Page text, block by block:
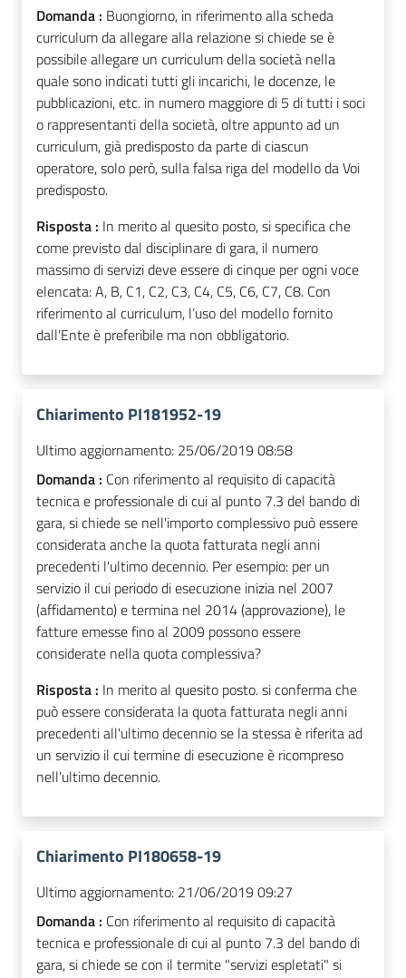
Domanda : Buongiorno, in riferimento alla scheda
curriculum da allegare alla relazione si chiede se è
possibile allegare un curriculum della società nella
quale sono indicati tutti gli incarichi, le docenze, le
pubblicazioni, etc. in numero maggiore di 5 di tutti i soci
o rappresentanti della società, oltre appunto ad un
curriculum, già predisposto da parte di ciascun
operatore, solo però, sulla falsa riga del modello da Voi
predisposto.
Risposta : In merito al quesito posto, si specifica che
come previsto dal disciplinare di gara, il numero
massimo di servizi deve essere di cinque per ogni voce
elencata: A, B, C1, C2, C3, C4, C5, C6, C7, C8. Con
riferimento al curriculum, l’uso del modello fornito
dall'Ente è preferibile ma non obbligatorio.
Chiarimento PI181952-19
Ultimo aggiornamento: 25/06/2019 08:58
Domanda : Con riferimento al requisito di capacità
tecnica e professionale di cui al punto 7.3 del bando di
gara, si chiede se nell'importo complessivo può essere
considerata anche la quota fatturata negli anni
precedenti l'ultimo decennio. Per esempio: per un
servizio il cui periodo di esecuzione inizia nel 2007
(affidamento) e termina nel 2014 (approvazione), le
fatture emesse fino al 2009 possono essere
considerate nella quota complessiva?
Risposta : In merito al quesito posto. si conferma che
può essere considerata la quota fatturata negli anni
precedenti all'ultimo decennio se la stessa è riferita ad
un servizio il cui termine di esecuzione è ricompreso
nell'ultimo decennio.
Chiarimento PI180658-19
Ultimo aggiornamento: 21/06/2019 09:27
Domanda : Con riferimento al requisito di capacità
tecnica e professionale di cui al punto 7.3 del bando di
gara, si chiede se con il termite "servizi espletati" si